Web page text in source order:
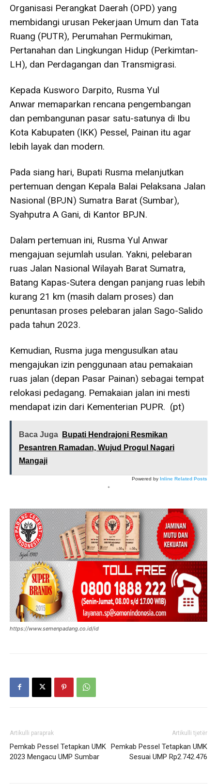
Organisasi Perangkat Daerah (OPD) yang
membidangi urusan Pekerjaan Umum dan Tata
Ruang (PUTR), Perumahan Permukiman,
Pertanahan dan Lingkungan Hidup (Perkimtan-
LH), dan Perdagangan dan Transmigrasi.
Kepada Kusworo Darpito, Rusma Yul
Anwar memaparkan rencana pengembangan
dan pembangunan pasar satu-satunya di Ibu
Kota Kabupaten (IKK) Pessel, Painan itu agar
lebih layak dan modern.
Pada siang hari, Bupati Rusma melanjutkan
pertemuan dengan Kepala Balai Pelaksana Jalan
Nasional (BPJN) Sumatra Barat (Sumbar),
Syahputra A Gani, di Kantor BPJN.
Dalam pertemuan ini, Rusma Yul Anwar
mengajuan sejumlah usulan. Yakni, pelebaran
ruas Jalan Nasional Wilayah Barat Sumatra,
Batang Kapas-Sutera dengan panjang ruas lebih
kurang 21 km (masih dalam proses) dan
penuntasan proses pelebaran jalan Sago-Salido
pada tahun 2023.
Kemudian, Rusma juga mengusulkan atau
mengajukan izin penggunaan atau pemakaian
ruas jalan (depan Pasar Painan) sebagai tempat
relokasi pedagang. Pemakaian jalan ini mesti
mendapat izin dari Kementerian PUPR. (pt)
Baca Juga
Bupati Hendrajoni Resmikan
Pesantren Ramadan, Wujud Progul Nagari
Mangaji
Powered by Inline Related Posts
*
https://www.semenpadang.co.id/id
Artikulli paraprak
Pemkab Pessel Tetapkan UMK
2023 Mengacu UMP Sumbar
Artikulli tjetër
Pemkab Pessel Tetapkan UMK
Sesuai UMP Rp2.742.476